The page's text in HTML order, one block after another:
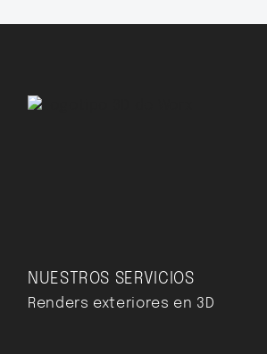
NUESTROS SERVICIOS
Renders exteriores en 3D